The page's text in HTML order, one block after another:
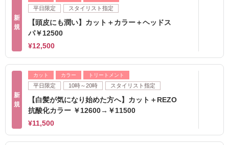
新
規
平日限定 スタイリスト指定
【頭皮にも潤い】カット＋カラー＋ヘッドス
パ￥12500
¥12,500
新
規
カット カラー トリートメント
平日限定 10時～20時 スタイリスト指定
【白髪が気になり始めた方へ】カット＋REZO
抗酸化カラー ￥12600→￥11500
¥11,500